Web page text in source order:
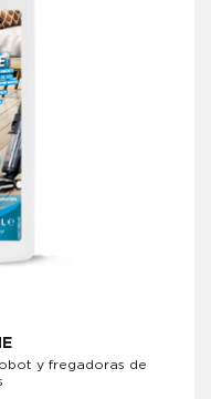
y fregadoras de